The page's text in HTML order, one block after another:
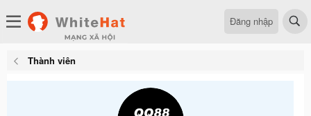
Đăng nhập
Thành viên